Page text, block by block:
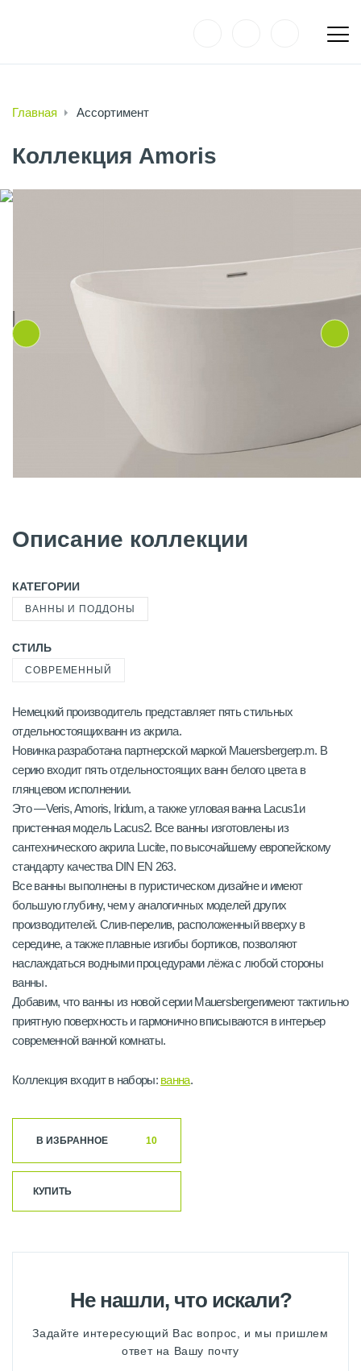
Главная Ассортимент
Коллекция Amoris
Описание коллекции
КАТЕГОРИИ
ВАННЫ И ПОДДОНЫ
СТИЛЬ
СОВРЕМЕННЫЙ
Немецкий производитель представляет пять стильных
отдельностоящихванн из акрила.
Новинка разработана партнерской маркой Mauersbergerp.m. В
серию входит пять отдельностоящих ванн белого цвета в
глянцевом исполнении.
Это —Veris, Amoris, Iridum, а также угловая ванна Lacus1и
пристенная модель Lacus2. Все ванны изготовлены из
сантехнического акрила Lucite, по высочайшему европейскому
стандарту качества DIN EN 263.
Все ванны выполнены в пуристическом дизайне и имеют
большую глубину, чем у аналогичных моделей других
производителей. Слив-перелив, расположенный вверху в
середине, а также плавные изгибы бортиков, позволяют
наслаждаться водными процедурами лёжа с любой стороны
ванны.
Добавим, что ванны из новой серии Mauersbergerимеют тактильно
приятную поверхность и гармонично вписываются в интерьер
современной ванной комнаты.
Коллекция входит в наборы: ванна.
В ИЗБРАННОЕ 10
КУПИТЬ
Не нашли, что искали?
Задайте интересующий Вас вопрос, и мы пришлем
ответ на Вашу почту